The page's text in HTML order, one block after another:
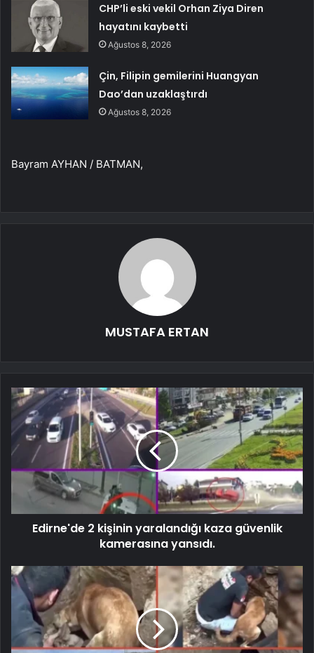
CHP’li eski vekil Orhan Ziya Diren
hayatını kaybetti
Ağustos 8, 2026
Çin, Filipin gemilerini Huangyan
Dao’dan uzaklaştırdı
Ağustos 8, 2026
Bayram AYHAN / BATMAN,
MUSTAFA ERTAN
Edirne'de 2 kişinin yaralandığı kaza güvenlik
kamerasına yansıdı.